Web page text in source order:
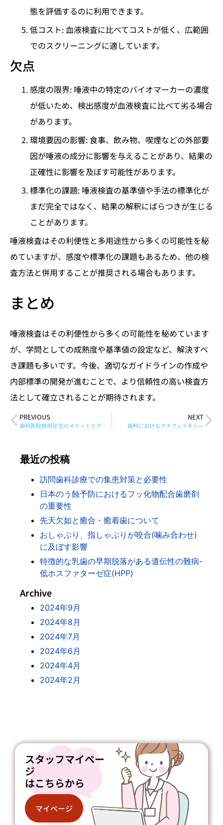
態を評価するのに利用できます。
低コスト: 血液検査に比べてコストが低く、広範囲
でのスクリーニングに適しています。
欠点
感度の限界: 唾液中の特定のバイオマーカーの濃度
が低いため、検出感度が血液検査に比べて劣る場合
があります。
環境要因の影響: 食事、飲み物、喫煙などの外部要
因が唾液の成分に影響を与えることがあり、結果の
正確性に影響を及ぼす可能性があります。
標準化の課題: 唾液検査の基準値や手法の標準化が
まだ完全ではなく、結果の解釈にばらつきが生じる
ことがあります。
唾液検査はその利便性と多用途性から多くの可能性を秘
めていますが、感度や標準化の課題もあるため、他の検
査方法と併用することが推奨される場合もあります。
まとめ
唾液検査はその利便性から多くの可能性を秘めています
が、学問としての成熟度や基準値の設定など、解決すべ
き課題も多いです。今後、適切なガイドラインの作成や
内部標準の開発が進むことで、より信頼性の高い検査方
法として確立されることが期待されます。
PREVIOUS
歯科医院併用住宅のメリットとデメリット
NEXT
歯科におけるアナフィラキシー
最近の投稿
訪問歯科診療での集患対策と必要性
日本のう蝕予防におけるフッ化物配合歯磨剤
の重要性
先天欠如と癒合・癒着歯について
おしゃぶり、指しゃぶりが咬合(噛み合わせ)
に及ぼす影響
特徴的な乳歯の早期脱落がある遺伝性の難病-
低ホスファターゼ症(HPP)
Archive
2024年9月
2024年8月
2024年7月
2024年6月
2024年4月
2024年2月
スタッフマイペー
ジ
はこちらから
マイページ